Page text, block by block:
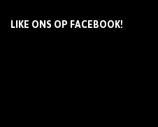
LIKE ONS OP FACEBOOK!